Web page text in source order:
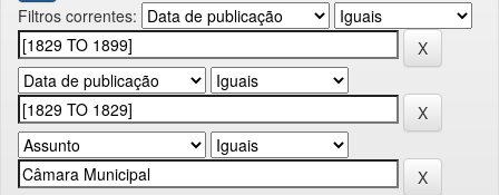
Filtros correntes: